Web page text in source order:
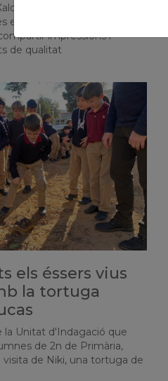
ha començat les noves
entorn de la literatura. Una
impressions i
de qualitat
els éssers vius
la tortuga
la Unitat d'Indagació que
de 2n de Primària,
de Niki, una tortuga de